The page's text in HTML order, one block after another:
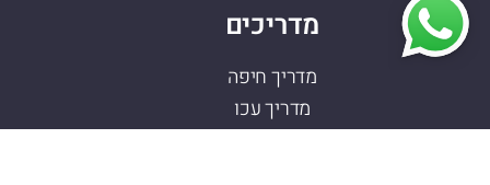
מדריכים
מדריך חיפה
מדריך עכו